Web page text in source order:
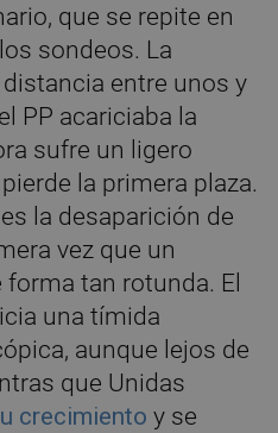
que se repite en
sondeos. La
entre unos y
PP acariciaba la
sufre un ligero
la primera plaza.
la desaparición de
vez que un
tan rotunda. El
una tímida
aunque lejos de
que Unidas
crecimiento y se